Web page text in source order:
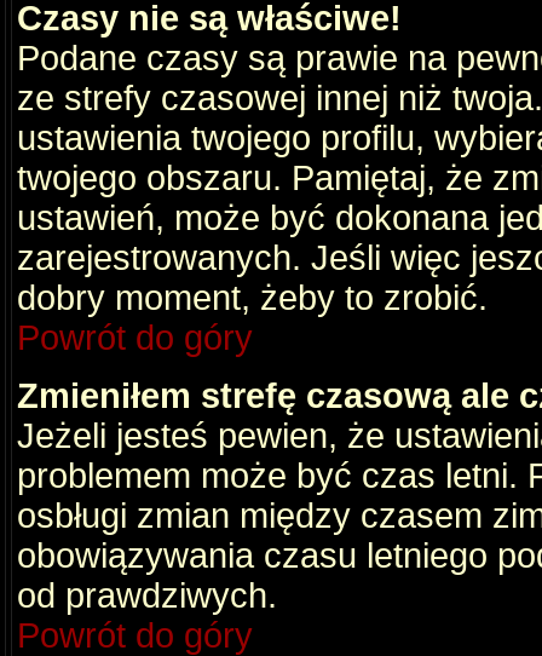
Czasy nie są właściwe!
Podane czasy są prawie na
ze strefy czasowej innej niż
ustawienia twojego profilu,
twojego obszaru. Pamiętaj, że
ustawień, może być dokonana
zarejestrowanych. Jeśli więc
dobry moment, żeby to zrobić.
Powrót do góry
Zmieniłem strefę czasową ale
Jeżeli jesteś pewien, że
problemem może być czas letni.
osbługi zmian między czasem
obowiązywania czasu letniego
od prawdziwych.
Powrót do góry